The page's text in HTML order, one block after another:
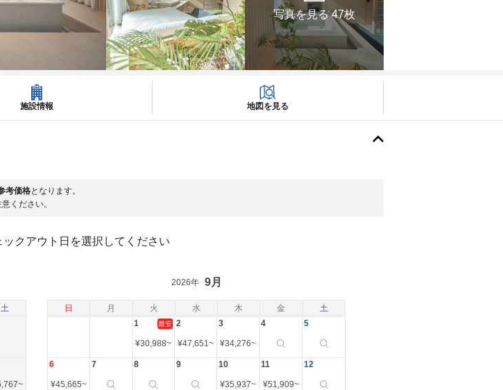
写真を見る 47枚
施設情報 地図を見る
考価格となります。
ください。
クアウト日を選択してください
土 日 月 火 水 木 金 土
~
2026年 9月
1 最安
¥30,988~
2
¥47,651~
3
¥34,276~
4 5
6
¥45,665~
7 8 9 10
¥35,937~
11
¥51,909~
12